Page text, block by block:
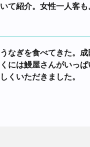
いて紹介。女性一人客も
うなぎを食べてきた。
くには鰻屋さんがいっ
しくいただきました。